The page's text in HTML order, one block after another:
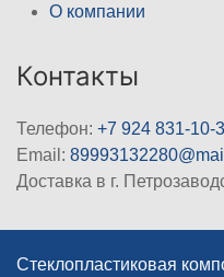
О компании
Контакты
Телефон: +7 924 831-10-
Email:
Доставка в г.
Стеклопластиковая